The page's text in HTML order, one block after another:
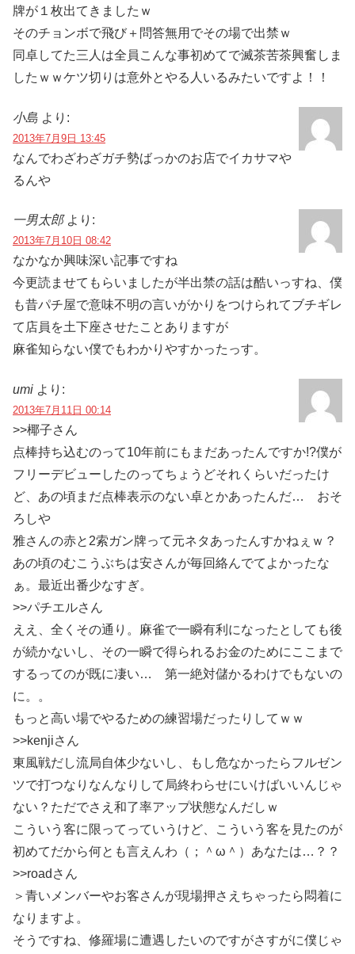
牌が１枚出てきましたｗ
そのチョンボで飛び＋問答無用でその場で出禁ｗ
同卓してた三人は全員こんな事初めてで滅茶苦茶興奮しま
したｗｗケツ切りは意外とやる人いるみたいですよ！！
小島 より:
2013年7月9日 13:45
なんでわざわざガチ勢ばっかのお店でイカサマや
るんや
一男太郎 より:
2013年7月10日 08:42
なかなか興味深い記事ですね
今更読ませてもらいましたが半出禁の話は酷いっすね、僕
も昔パチ屋で意味不明の言いがかりをつけられてブチギレ
て店員を土下座させたことありますが
麻雀知らない僕でもわかりやすかったっす。
umi より:
2013年7月11日 00:14
>>椰子さん
点棒持ち込むのって10年前にもまだあったんですか!?僕が
フリーデビューしたのってちょうどそれくらいだったけ
ど、あの頃まだ点棒表示のない卓とかあったんだ… おそ
ろしや
雅さんの赤と2索ガン牌って元ネタあったんすかねぇｗ？
あの頃のむこうぶちは安さんが毎回絡んでてよかったな
ぁ。最近出番少なすぎ。
>>パチエルさん
ええ、全くその通り。麻雀で一瞬有利になったとしても後
が続かないし、その一瞬で得られるお金のためにここまで
するってのが既に凄い… 第一絶対儲かるわけでもないの
に。。
もっと高い場でやるための練習場だったりしてｗｗ
>>kenjiさん
東風戦だし流局自体少ないし、もし危なかったらフルゼン
ツで打つなりなんなりして局終わらせにいけばいいんじゃ
ない？ただでさえ和了率アップ状態なんだしｗ
こういう客に限ってっていうけど、こういう客を見たのが
初めてだから何とも言えんわ（；＾ω＾）あなたは…？？
>>roadさん
＞青いメンバーやお客さんが現場押さえちゃったら悶着に
なりますよ。
そうですね、修羅場に遭遇したいのですがさすがに僕じゃ